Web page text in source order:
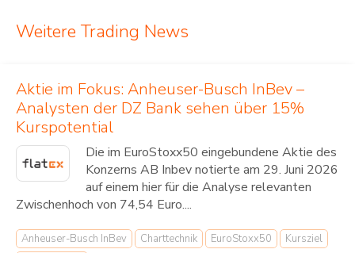
Weitere Trading News
Aktie im Fokus: Anheuser-Busch InBev –
Analysten der DZ Bank sehen über 15%
Kurspotential
Die im EuroStoxx50 eingebundene Aktie des
Konzerns AB Inbev notierte am 29. Juni 2026
auf einem hier für die Analyse relevanten
Zwischenhoch von 74,54 Euro....
Anheuser-Busch InBev Charttechnik EuroStoxx50
Kursziel